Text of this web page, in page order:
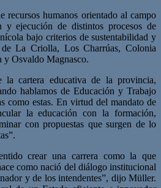
recursos humanos orientado al campo
y ejecución de distintos procesos de
bajo criterios de sustentabilidad y
La Criolla, Los Charrúas, Colonia
Osvaldo Magnasco.
cartera educativa de la provincia,
hablamos de Educación y Trabajo
como estas. En virtud del mandato de
la educación con la formación,
con propuestas que surgen de lo
crear una carrera como la que
como nació del diálogo institucional
y de los intendentes”, dijo Müller.